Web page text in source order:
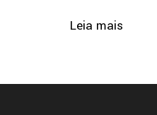
Leia mais